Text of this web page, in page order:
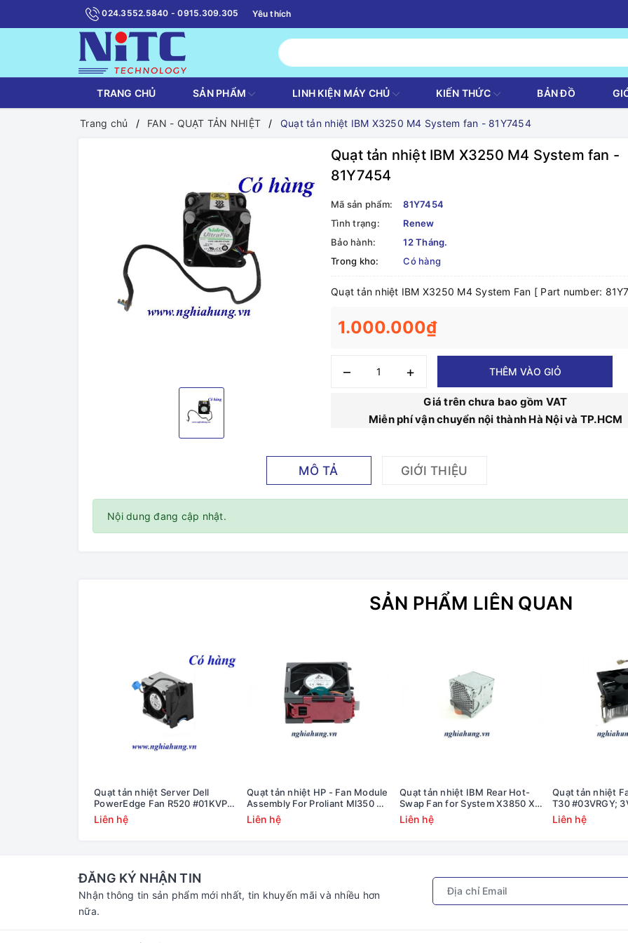
024.3552.5840 - 0915.309.305 Yêu thích
TRANG CHỦ SẢN PHẨM LINH KIỆN MÁY CHỦ KIẾN THỨC BẢN ĐỒ
Trang chủ FAN - QUẠT TẢN NHIỆT Quạt tản nhiệt IBM X3250 M4 System fan - 81Y7454
Quạt tản nhiệt IBM X3250 M4 System fan -
81Y7454
Mã sản phẩm:
81Y7454
Tình trạng:
Renew
Bảo hành:
12 Tháng.
Trong kho:
Có hàng
Quạt tản nhiệt IBM X3250 M4 System Fan [ Part number:
1.000.000₫
– + THÊM VÀO GIỎ
Giá trên chưa bao gồm VAT
Miễn phí vận chuyển nội thành Hà Nội và TP.HCM
MÔ TẢ GIỚI THIỆU
Nội dung đang cập nhật.
SẢN PHẨM LIÊN QUAN
Quạt tản nhiệt Server Dell
PowerEdge Fan R520 #01KVPX;
1KVPX
Liên hệ
Quạt tản nhiệt HP - Fan Module
Assembly For Proliant Ml350 G9
#768954-001/ 780976-001
Liên hệ
Quạt tản nhiệt IBM Rear Hot-
Swap Fan for System X3850 X6
#00AG267
Liên hệ
Quạt tản nhiệt
T30 #03VRGY;
Liên hệ
ĐĂNG KÝ NHẬN TIN
Nhận thông tin sản phẩm mới nhất, tin khuyến mãi và nhiều hơn
nữa.